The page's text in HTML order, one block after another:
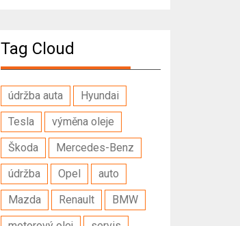
Tag Cloud
údržba auta
Hyundai
Tesla
výměna oleje
Škoda
Mercedes-Benz
údržba
Opel
auto
Mazda
Renault
BMW